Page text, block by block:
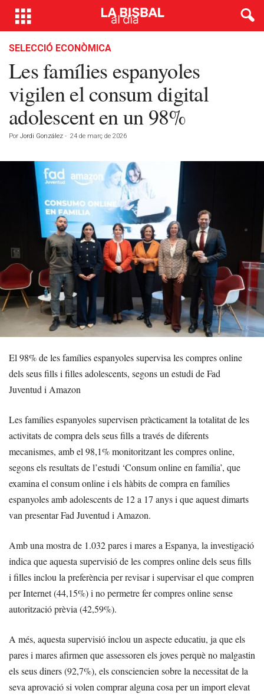
SELECCIÓ ECONÒMICA
Les famílies espanyoles
vigilen el consum digital
adolescent en un 98%
Por Jordi González - 24 de març de 2026
El 98% de les famílies espanyoles supervisa les compres online
dels seus fills i filles adolescents, segons un estudi de Fad
Juventud i Amazon
Les famílies espanyoles supervisen pràcticament la totalitat de les
activitats de compra dels seus fills a través de diferents
mecanismes, amb el 98,1% monitoritzant les compres online,
segons els resultats de l’estudi ‘Consum online en família’, que
examina el consum online i els hàbits de compra en famílies
espanyoles amb adolescents de 12 a 17 anys i que aquest dimarts
van presentar Fad Juventud i Amazon.
Amb una mostra de 1.032 pares i mares a Espanya, la investigació
indica que aquesta supervisió de les compres online dels seus fills
i filles inclou la preferència per revisar i supervisar el que compren
per Internet (44,15%) i no permetre fer compres online sense
autorització prèvia (42,59%).
A més, aquesta supervisió inclou un aspecte educatiu, ja que els
pares i mares afirmen que assessoren els joves perquè no malgastin
els seus diners (92,7%), els consciencien sobre la necessitat de la
seva aprovació si volen comprar alguna cosa per un import elevat